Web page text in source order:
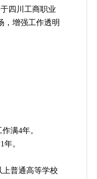
四川工商职业
，增强工作透明
满4年。
1年。
普通高等学校